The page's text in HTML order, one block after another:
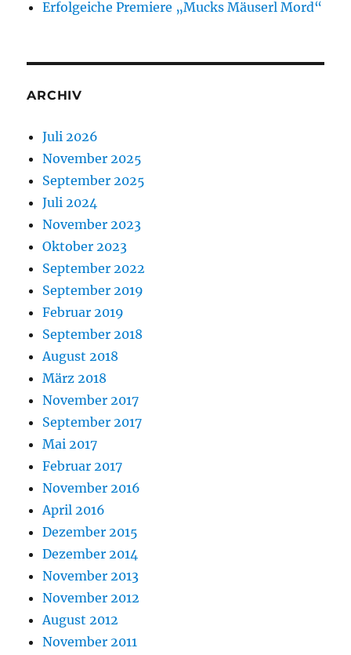
Erfolgeiche Premiere „Mucks Mäuserl Mord“
ARCHIV
Juli 2026
November 2025
September 2025
Juli 2024
November 2023
Oktober 2023
September 2022
September 2019
Februar 2019
September 2018
August 2018
März 2018
November 2017
September 2017
Mai 2017
Februar 2017
November 2016
April 2016
Dezember 2015
Dezember 2014
November 2013
November 2012
August 2012
November 2011